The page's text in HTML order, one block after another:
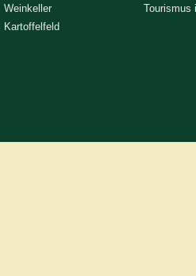
Weinkeller
Kartoffelfeld
Tourismus